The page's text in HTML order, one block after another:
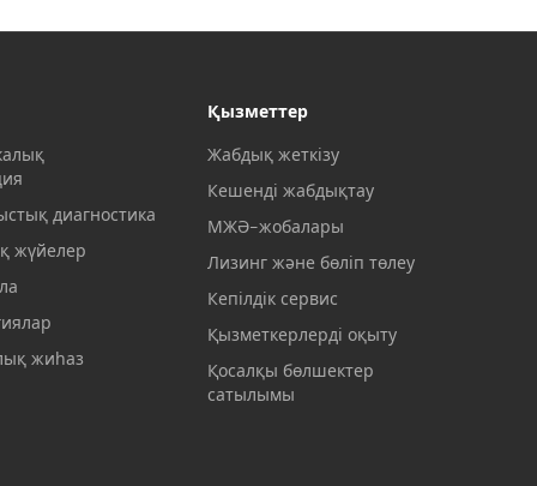
диагностика
жүйелер
жиһаз
Қызметтер
Жабдық жеткізу
Кешенді жабдықтау
МЖӘ-жобалары
Лизинг және бөліп төлеу
Кепілдік сервис
Қызметкерлерді оқыту
Қосалқы бөлшектер
сатылымы